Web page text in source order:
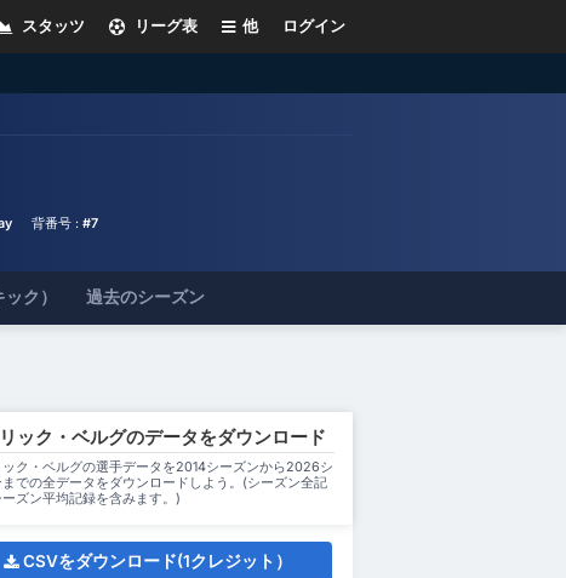
ログイン
他
リーグ表
スタッツ
背番号 :#7
ク） 過去のシーズン
ック・ベルグのデータをダウンロード
ク・ベルグの選手データを2014シーズンから2026シ
までの全データをダウンロードしよう。(シーズン全記
ズン平均記録を含みます。)
CSVをダウンロード(1クレジット）